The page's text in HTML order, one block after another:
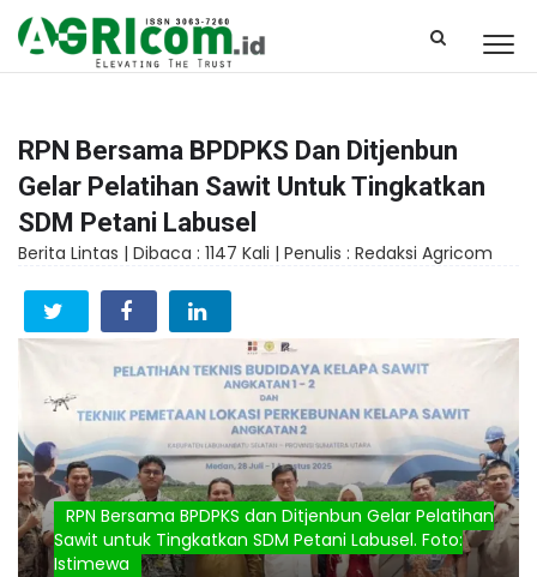
RPN Bersama BPDPKS Dan Ditjenbun
Gelar Pelatihan Sawit Untuk Tingkatkan
SDM Petani Labusel
Berita Lintas | Dibaca : 1147 Kali | Penulis : Redaksi Agricom
RPN Bersama BPDPKS dan Ditjenbun Gelar Pelatihan
Sawit untuk Tingkatkan SDM Petani Labusel. Foto:
Istimewa